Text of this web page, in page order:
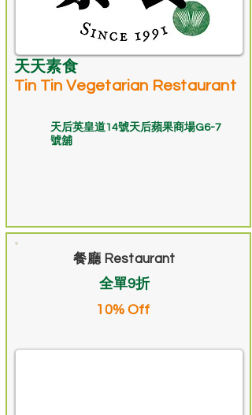
天天素食
Tin Tin Vegetarian Restaurant
天后英皇道14號天后蘋果商場G6-7
號舖
餐廳 Restaurant
全單9折
10% Off